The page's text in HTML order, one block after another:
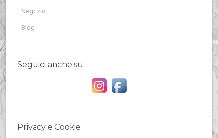
Negozio
Blog
Seguici anche su…
Privacy e Cookie